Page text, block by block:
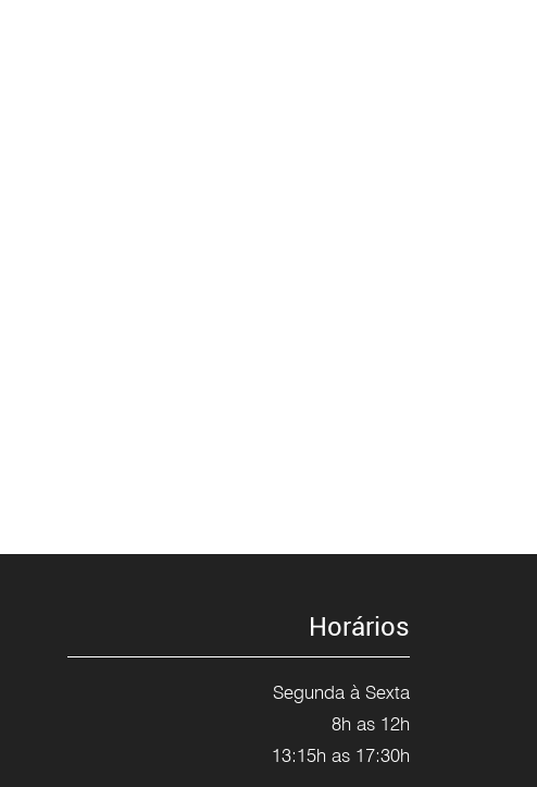
Horários
Segunda à Sexta
8h as 12h
13:15h as 17:30h